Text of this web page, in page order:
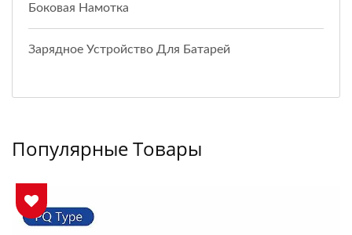
Боковая Намотка
Зарядное Устройство Для Батарей
Популярные Товары